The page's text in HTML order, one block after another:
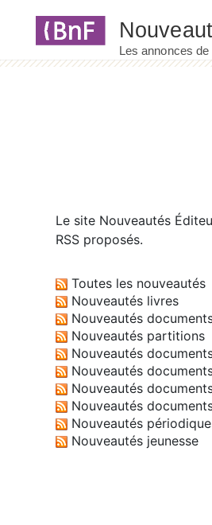
Le site Nouveautés
RSS proposés.
Toutes les nouveautés
Nouveautés livres
Nouveautés
Nouveautés partitions
Nouveautés
Nouveautés
Nouveautés
Nouveautés
Nouveautés
Nouveautés jeunesse